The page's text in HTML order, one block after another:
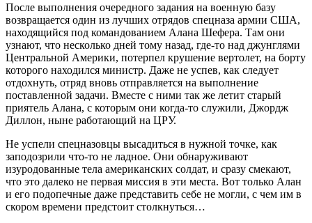
После выполнения очередного задания на военную базу
возвращается один из лучших отрядов спецназа армии США,
находящийся под командованием Алана Шефера. Там они
узнают, что несколько дней тому назад, где-то над джунглями
Центральной Америки, потерпел крушение вертолет, на борту
которого находился министр. Даже не успев, как следует
отдохнуть, отряд вновь отправляется на выполнение
поставленной задачи. Вместе с ними так же летит старый
приятель Алана, с которым они когда-то служили, Джордж
Диллон, ныне работающий на ЦРУ.
Не успели спецназовцы высадиться в нужной точке, как
заподозрили что-то не ладное. Они обнаруживают
изуродованные тела американских солдат, и сразу смекают,
что это далеко не первая миссия в эти места. Вот только Алан
и его подопечные даже представить себе не могли, с чем им в
скором времени предстоит столкнуться…